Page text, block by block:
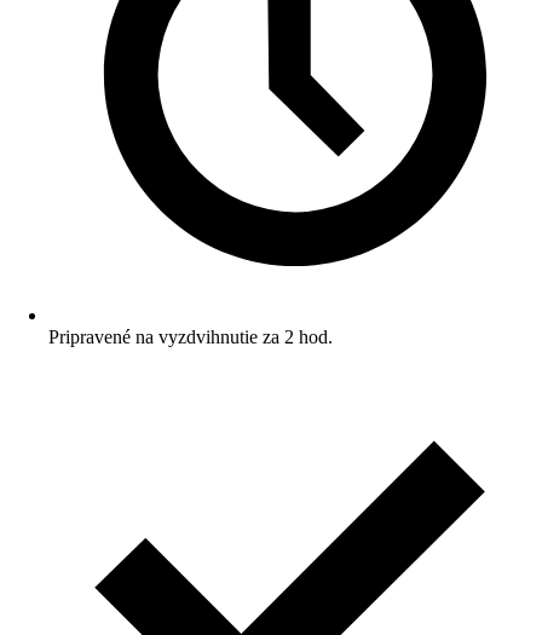
Pripravené na vyzdvihnutie za 2 hod.